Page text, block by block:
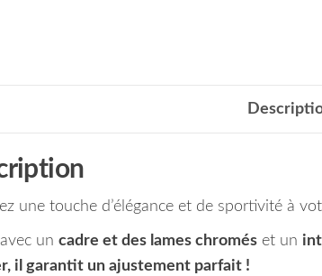
une touche d’élégance et de sportivité à
un cadre et des lames chromés et un
il garantit un ajustement parfait !